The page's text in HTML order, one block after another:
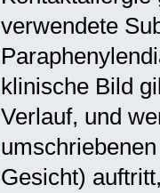
verwendete
klinische Bild
Verlauf, und
Gesicht)